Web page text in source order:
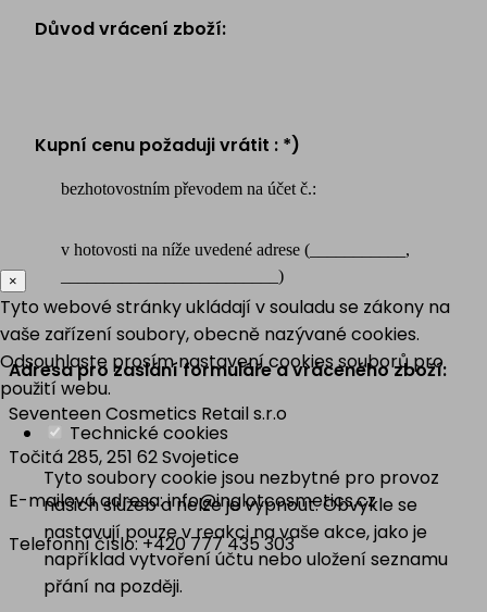
Důvod vrácení zboží:
Kupní cenu požaduji vrátit : *)
bezhotovostním převodem na účet č.:
v hotovosti na níže uvedené adrese (___________,
_________________________)
Adresa pro zaslání formuláře a vráceného zboží:
Seventeen Cosmetics Retail s.r.o
Točitá 285, 251 62 Svojetice
E-mailová adresa: info@inglotcosmetics.cz
Telefonní číslo: +420 777 435 303
×
Tyto webové stránky ukládají v souladu se zákony na
vaše zařízení soubory, obecně nazývané cookies.
Odsouhlaste prosím nastavení cookies souborů pro
použití webu.
Technické cookies
Tyto soubory cookie jsou nezbytné pro provoz
našich služeb a nelze je vypnout. Obvykle se
nastavují pouze v reakci na vaše akce, jako je
například vytvoření účtu nebo uložení seznamu
přání na později.